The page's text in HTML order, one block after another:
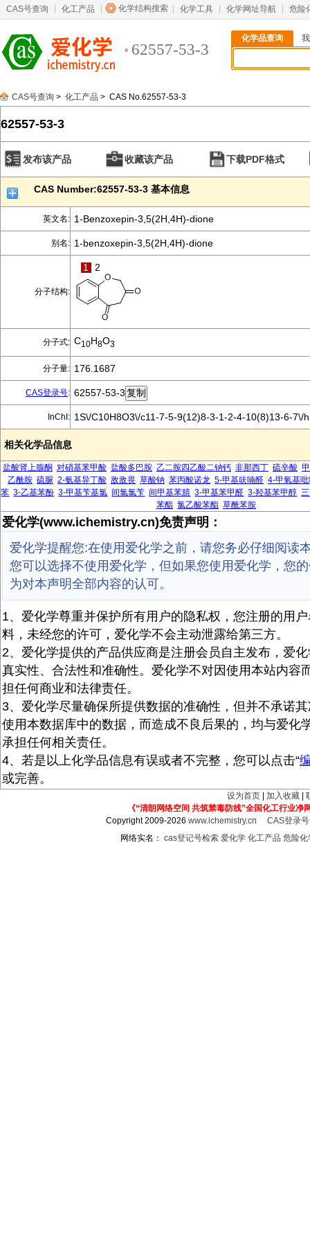
CAS号查询 化工产品 化学结构搜索 化学工具 化学网址导航 危险
62557-53-3
化学品查询
CAS号查询 > 化工产品 > CAS No.62557-53-3
62557-53-3
发布该产品 收藏该产品 下载PDF格式
CAS Number:62557-53-3 基本信息
英文名: 1-Benzoxepin-3,5(2H,4H)-dione
别名: 1-benzoxepin-3,5(2H,4H)-dione
分子结构:
1 2
分子式: C10H8O3
分子量: 176.1687
CAS登录号: 62557-53-3
InChI: 1S\/C10H8O3\/c11-7-5-9(12)8-3-1-2-4-10(8)13-6-7\/
相关化学品信息
盐酸肾上腺酮 对硝基苯甲酸 盐酸多巴胺 乙二胺四乙酸二钠钙 非那西丁 硫辛酸
乙酰胺 硫脲 2-氨基异丁酸 敌敌畏 草酸钠 苯丙酸诺龙 5-甲基呋喃醛 4-甲氧基
苯 3-乙基苯酚 3-甲基苄基氯 间氯氯苄 间甲基苯腈 3-甲基苯甲醛 3-羟基苯甲醇
苯酯 氯乙酸苯酯 草酰苯胺
爱化学(www.ichemistry.cn)免责声明：
爱化学提醒您:在使用爱化学之前，请您务必仔细阅读
您可以选择不使用爱化学，但如果您使用爱化学，您
为对本声明全部内容的认可。
1、爱化学尊重并保护所有用户的隐私权，您注册的用
料，未经您的许可，爱化学不会主动泄露给第三方。
2、爱化学提供的产品供应商是注册会员自主发布，爱
真实性、合法性和准确性。爱化学不对因使用本站内容
担任何商业和法律责任。
3、爱化学尽量确保所提供数据的准确性，但并不承诺
使用本数据库中的数据，而造成不良后果的，均与爱化
承担任何相关责任。
4、若是以上化学品信息有误或者不完整，您可以点击“
或完善。
设为首页 加入收藏
《“清朗网络空间 共筑禁毒防线”全国化工行业净
Copyright 2009-2026www.ichemistry.cn
CAS登录
网络实名： cas登记号检索 爱化学 化工产品 危险化